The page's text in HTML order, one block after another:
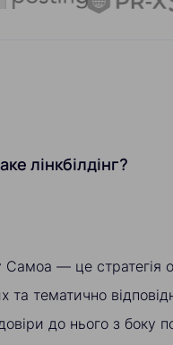
лінкбілдінг?
у Самоа — це
та тематично
до нього з боку